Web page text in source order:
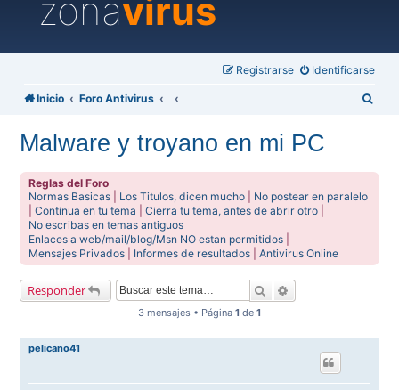
zonavirus
Identificarse
Registrarse
Inicio Foro Antivirus
Malware y troyano en mi PC
Reglas del Foro
Normas Basicas
Los Titulos, dicen mucho
No postear en paralelo
|Continua en tu tema |Cierra tu tema, antes de abrir otro
No escribas en temas antiguos
Enlaces a web/mail/blog/Msn NO estan permitidos
Mensajes Privados
Informes de resultados |Antivirus Online
Responder Buscar
3 mensajes • Página 1 de 1
pelicano41